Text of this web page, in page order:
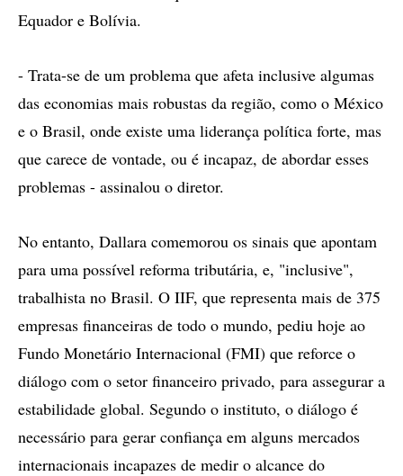
Equador e Bolívia.
- Trata-se de um problema que afeta inclusive algumas
das economias mais robustas da região, como o México
e o Brasil, onde existe uma liderança política forte, mas
que carece de vontade, ou é incapaz, de abordar esses
problemas - assinalou o diretor.
No entanto, Dallara comemorou os sinais que apontam
para uma possível reforma tributária, e, "inclusive",
trabalhista no Brasil. O IIF, que representa mais de 375
empresas financeiras de todo o mundo, pediu hoje ao
Fundo Monetário Internacional (FMI) que reforce o
diálogo com o setor financeiro privado, para assegurar a
estabilidade global. Segundo o instituto, o diálogo é
necessário para gerar confiança em alguns mercados
internacionais incapazes de medir o alcance do